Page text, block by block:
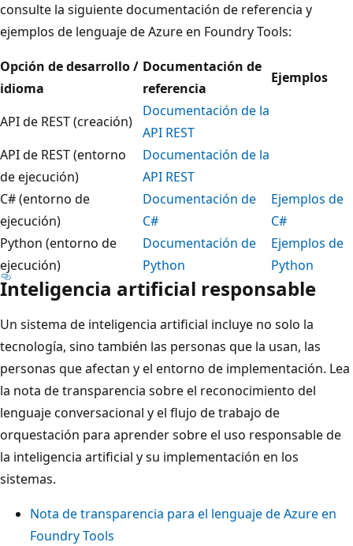
consulte la siguiente documentación de referencia y
ejemplos de lenguaje de Azure en Foundry Tools:
Opción de desarrollo /
idioma
Documentación de
referencia
Ejemplos
API de REST (creación)
Documentación de la
API REST
API de REST (entorno
de ejecución)
Documentación de la
API REST
C# (entorno de
ejecución)
Documentación de
C#
Ejemplos de
C#
Python (entorno de
ejecución)
Documentación de
Python
Ejemplos de
Python
Inteligencia artificial responsable
Un sistema de inteligencia artificial incluye no solo la
tecnología, sino también las personas que la usan, las
personas que afectan y el entorno de implementación. Lea
la nota de transparencia sobre el reconocimiento del
lenguaje conversacional y el flujo de trabajo de
orquestación para aprender sobre el uso responsable de
la inteligencia artificial y su implementación en los
sistemas.
Nota de transparencia para el lenguaje de Azure en
Foundry Tools